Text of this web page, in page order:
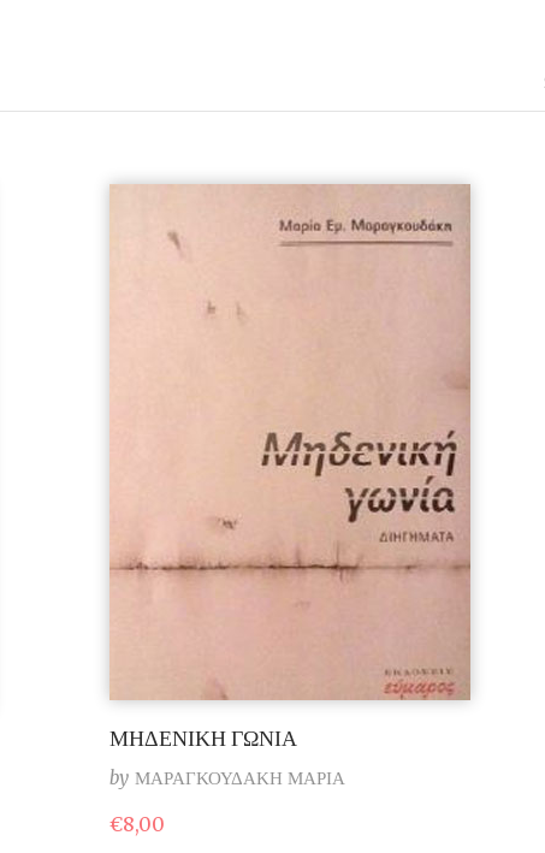
ΜΗΔΕΝΙΚΗ ΓΩΝΙΑ
by ΜΑΡΑΓΚΟΥΔΑΚΗ ΜΑΡΙΑ
€8,00